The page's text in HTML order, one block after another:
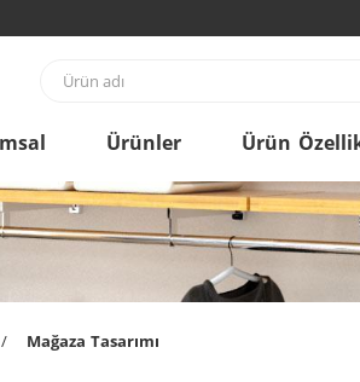
Ürünler Ürün
/ Mağaza Tasarımı